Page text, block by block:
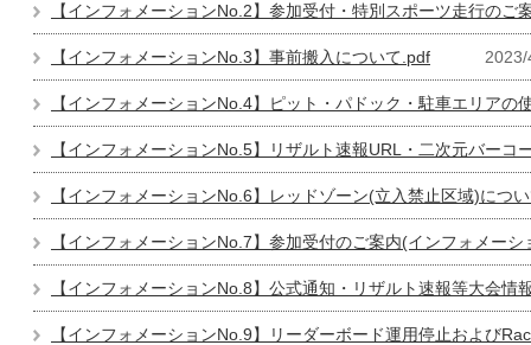
【インフォメーションNo.2】参加受付・特別スポーツ走行のご
【インフォメーションNo.3】事前搬入について.pdf
【インフォメーションNo.4】ピット・パドック・駐車エリアの
【インフォメーションNo.5】リザルト速報URL・二次元バーコ
【インフォメーションNo.6】レッドゾーン(立入禁止区域)につ
【インフォメーションNo.7】参加受付のご案内(インフォメー
【インフォメーションNo.8】公式通知・リザルト速報等大会
【インフォメーションNo.9】リーダーボード運用停止および